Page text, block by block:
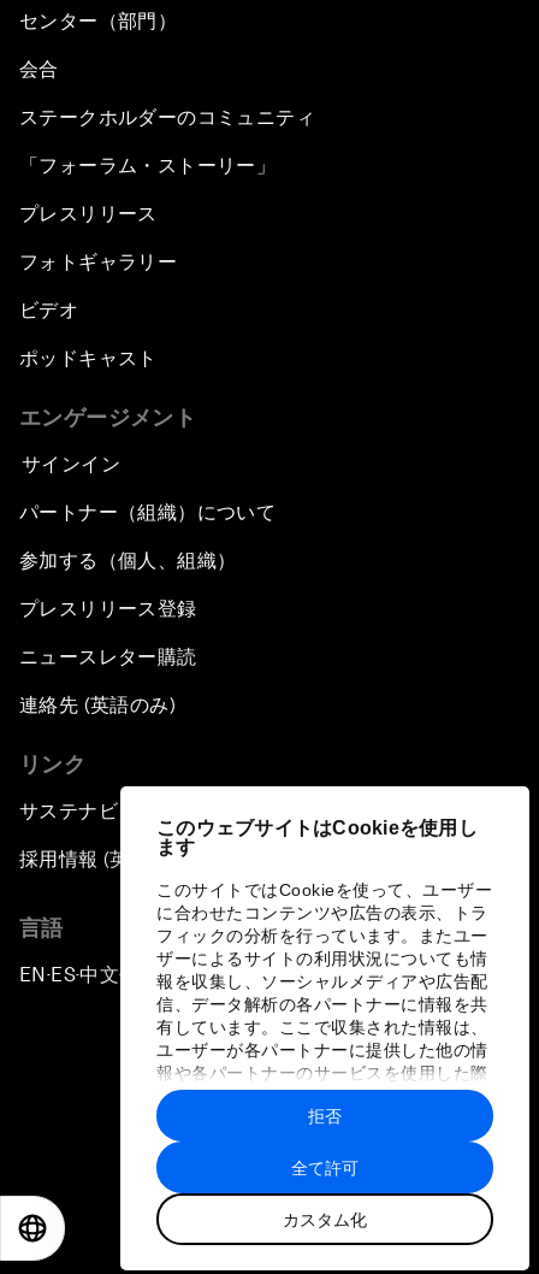
このウェブサイトはCookieを使用し
ます
このサイトではCookieを使って、ユーザー
に合わせたコンテンツや広告の表示、トラ
フィックの分析を行っています。またユー
ザーによるサイトの利用状況についても情
報を収集し、ソーシャルメディアや広告配
信、データ解析の各パートナーに情報を共
有しています。ここで収集された情報は、
ユーザーが各パートナーに提供した他の情
報や各パートナーのサービスを使用した際
に収集された情報と組み合わされ、各パー
トナーによって使用されることがありま
す。
全て許可
カスタム化
拒否
センター（部門）
会合
ステークホルダーのコミュニティ
「フォーラム・ストーリー」
プレスリリース
フォトギャラリー
ビデオ
ポッドキャスト
エンゲージメント
サインイン
パートナー（組織）について
参加する（個人、組織）
プレスリリース登録
ニュースレター購読
連絡先 (英語のみ)
リンク
サステナビリティへの取り組み
採用情報 (英語のみ)
言語
EN ▪ ES▪中文▪ 日本語
プライバシーポリシーと利用規約
サイトマップ
©
世界経済フォーラム